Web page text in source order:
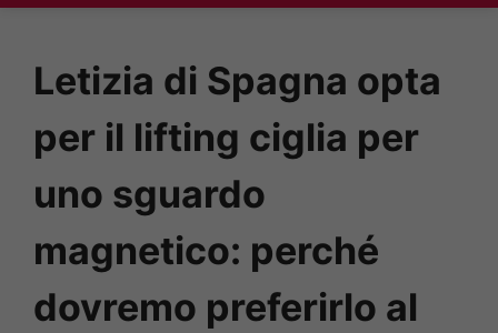
Letizia di Spagna opta
per il lifting ciglia per
uno sguardo
magnetico: perché
dovremo preferirlo al